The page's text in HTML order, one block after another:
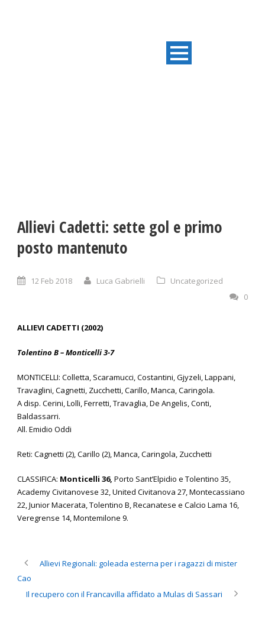
Allievi Cadetti: sette gol e primo
posto mantenuto
12 Feb 2018 Luca Gabrielli
Uncategorized
0
ALLIEVI CADETTI (2002)
Tolentino B – Monticelli 3-7
MONTICELLI: Colletta, Scaramucci, Costantini, Gjyzeli, Lappani,
Travaglini, Cagnetti, Zucchetti, Carillo, Manca, Caringola.
A disp. Cerini, Lolli, Ferretti, Travaglia, De Angelis, Conti,
Baldassarri.
All. Emidio Oddi
Reti: Cagnetti (2), Carillo (2), Manca, Caringola, Zucchetti
CLASSIFICA: Monticelli 36, Porto Sant’Elpidio e Tolentino 35,
Academy Civitanovese 32, United Civitanova 27, Montecassiano
22, Junior Macerata, Tolentino B, Recanatese e Calcio Lama 16,
Veregrense 14, Montemilone 9.
Allievi Regionali: goleada esterna per i ragazzi di mister
Cao
Il recupero con il Francavilla affidato a Mulas di Sassari